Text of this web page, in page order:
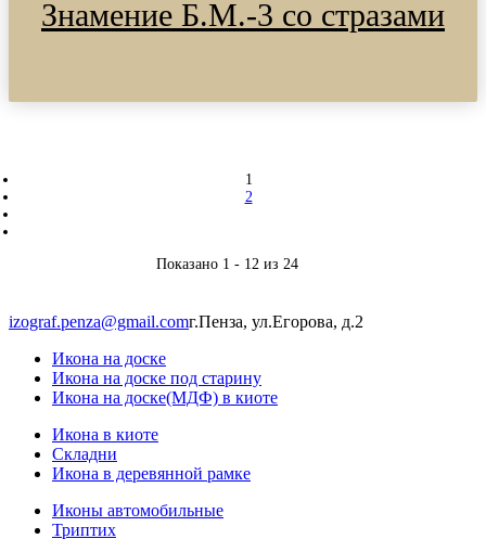
Знамение Б.М.-3 со стразами
1
2
Показано 1 - 12 из 24
izograf.penza@gmail.comг.Пенза, ул.Егорова, д.2
Икона на доске
Икона на доске под старину
Икона на доске(МДФ) в киоте
Икона в киоте
Складни
Икона в деревянной рамке
Иконы автомобильные
Триптих